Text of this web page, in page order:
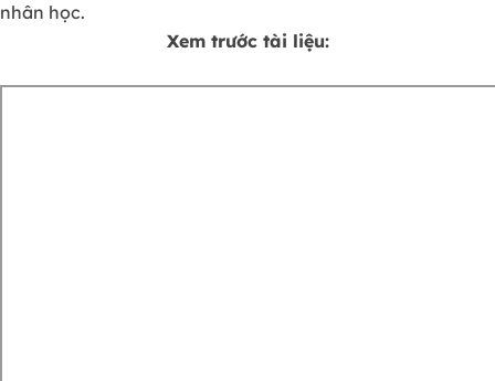
nhân học.
Xem trước tài liệu: